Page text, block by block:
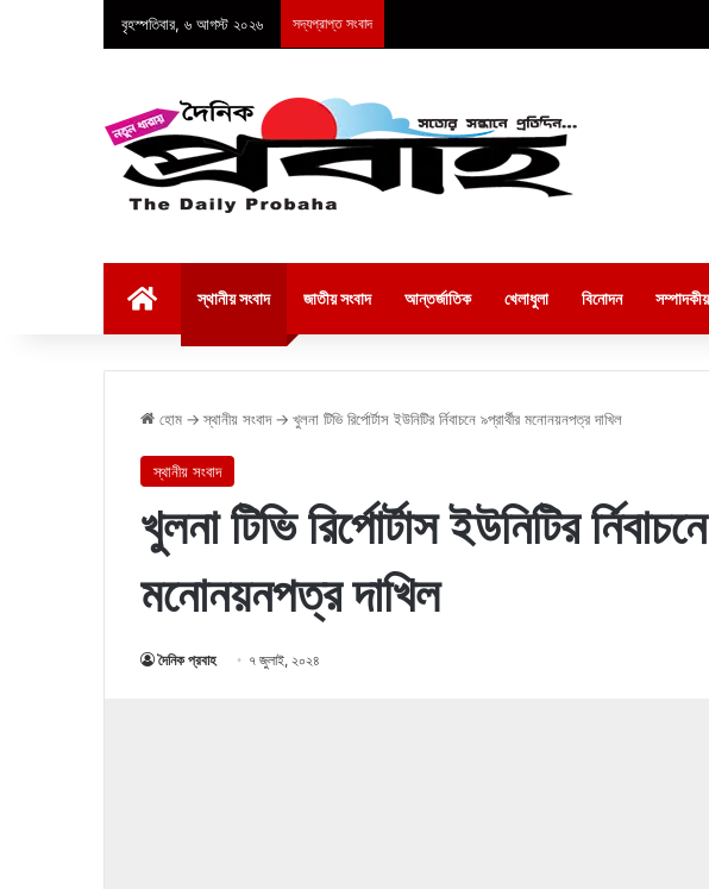
বৃহস্পতিবার, ৬ আগস্ট ২০২৬ সদ্যপ্রাপ্ত সংবাদ
স্থানীয় সংবাদ জাতীয় সংবাদ আন্তর্জাতিক খেলাধুলা বিনোদন সম্পাদকীয়
হোম → স্থানীয় সংবাদ → খুলনা টিভি রির্পোর্টাস ইউনিটির র্নিবাচনে ৯প্রার্থীর মনোনয়নপত্র দাখিল
স্থানীয় সংবাদ
খুলনা টিভি রির্পোর্টাস ইউনিটির
মনোনয়নপত্র দাখিল
দৈনিক প্রবাহ ৭ জুলাই, ২০২৪